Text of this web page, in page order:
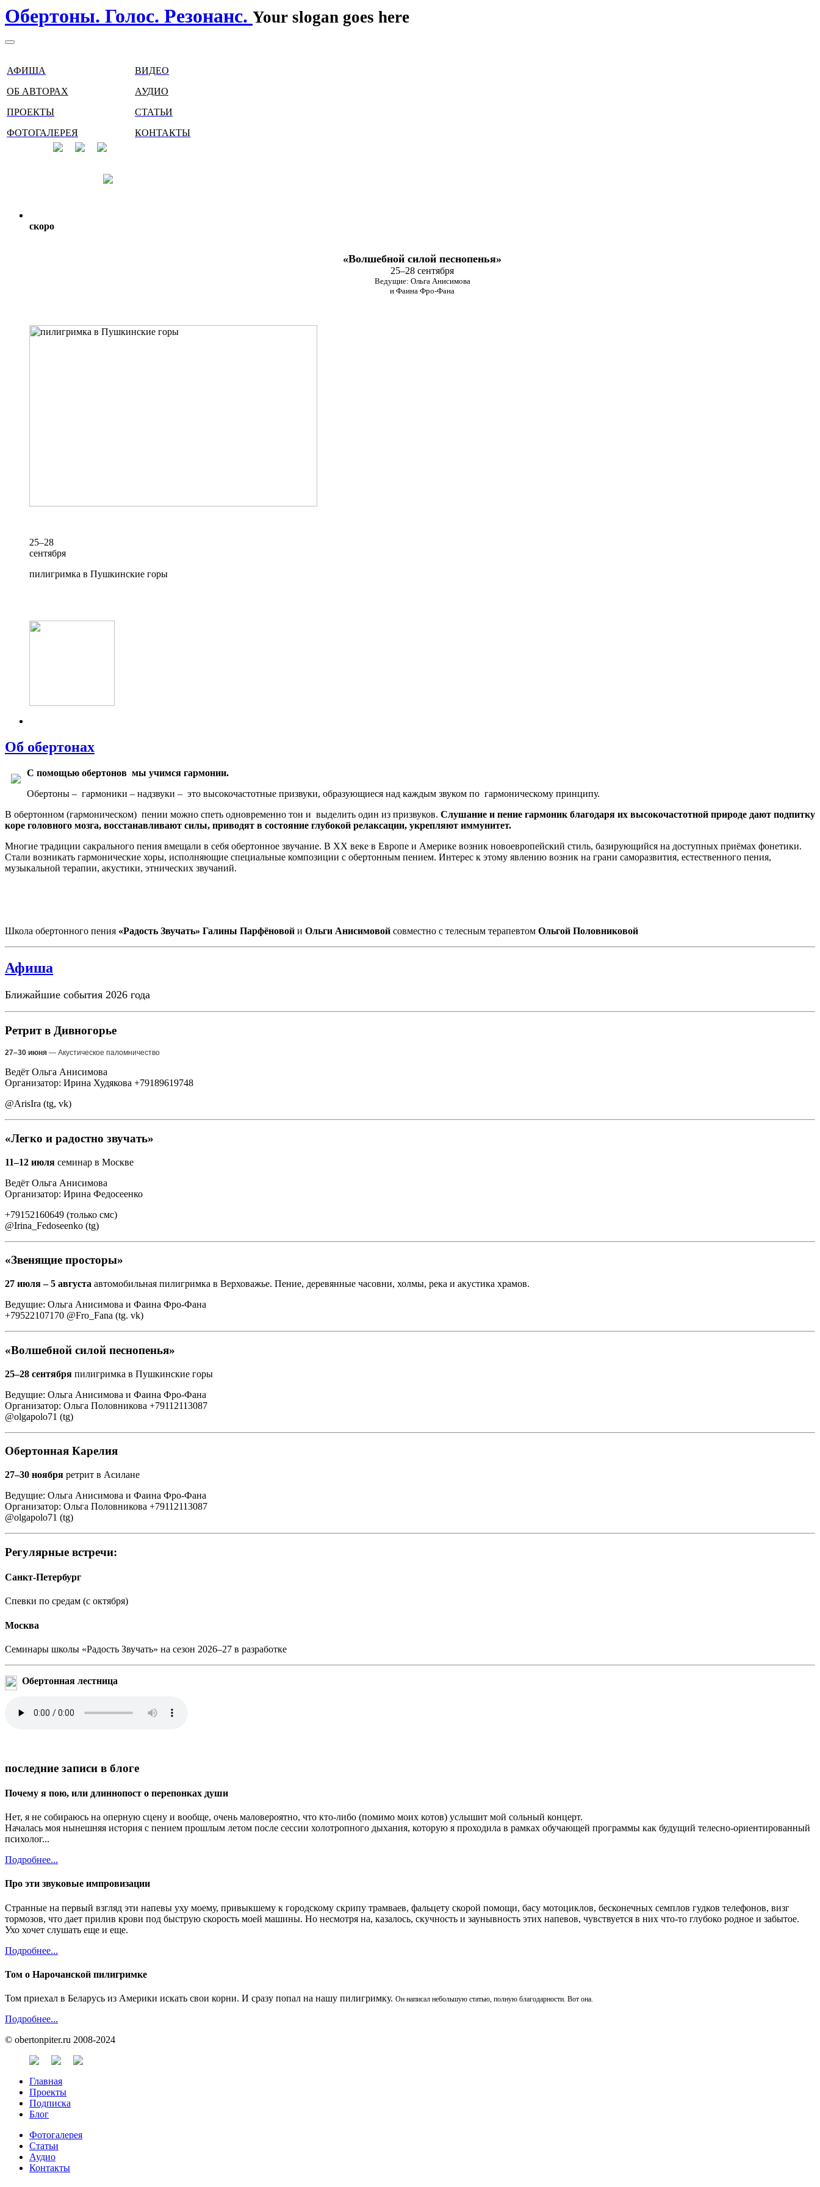
Обертоны. Голос. Резонанс. Your slogan goes here
АФИША
ОБ АВТОРАХ
ПРОЕКТЫ
ФОТОГАЛЕРЕЯ
ВИДЕО
АУДИО
СТАТЬИ
КОНТАКТЫ
скоро
«Волшебной силой песнопенья»
25–28 сентября
Ведущие: Ольга Анисимова
и Фаина Фро-Фана
25–28
сентября
пилигримка в Пушкинские горы
Об обертонах
С помощью обертонов мы учимся гармонии.
Обертоны – гармоники – надзвуки – это высокочастотные призвуки, образующиеся над каждым звуком по гармоническому принципу.
В обертонном (гармоническом) пении можно спеть одновременно тон и выделить один из призвуков. Слушание и пение гармоник благодаря их высокочастотной природе дают подпитку
коре головного мозга, восстанавливают силы, приводят в состояние глубокой релаксации, укрепляют иммунитет.
Многие традиции сакрального пения вмещали в себя обертонное звучание. В XX веке в Европе и Америке возник новоевропейский стиль, базирующийся на доступных приёмах фонетики.
Стали возникать гармонические хоры, исполняющие специальные композиции с обертонным пением. Интерес к этому явлению возник на грани саморазвития, естественного пения,
музыкальной терапии, акустики, этнических звучаний.
Школа обертонного пения «Радость Звучать» Галины Парфёновой и Ольги Анисимовой совместно с телесным терапевтом Ольгой Половниковой
Афиша
Ближайшие события 2026 года
Ретрит в Дивногорье
27–30 июня — Акустическое паломничество
Ведёт Ольга Анисимова
Организатор: Ирина Худякова +79189619748
@ArisIra (tg, vk)
«Легко и радостно звучать»
11–12 июля семинар в Москве
Ведёт Ольга Анисимова
Организатор: Ирина Федосеенко
+79152160649 (только смс)
@Irina_Fedoseenko (tg)
«Звенящие просторы»
27 июля – 5 августа автомобильная пилигримка в Верховажье. Пение, деревянные часовни, холмы, река и акустика храмов.
Ведущие: Ольга Анисимова и Фаина Фро-Фана
+79522107170 @Fro_Fana (tg. vk)
«Волшебной силой песнопенья»
25–28 сентября пилигримка в Пушкинские горы
Ведущие: Ольга Анисимова и Фаина Фро-Фана
Организатор: Ольга Половникова +79112113087
@olgapolo71 (tg)
Обертонная Карелия
27–30 ноября ретрит в Асилане
Ведущие: Ольга Анисимова и Фаина Фро-Фана
Организатор: Ольга Половникова +79112113087
@olgapolo71 (tg)
Регулярные встречи:
Санкт-Петербург
Спевки по средам (с октября)
Москва
Семинары школы «Радость Звучать» на сезон 2026–27 в разработке
Обертонная лестница
последние записи в блоге
Почему я пою, или длиннопост о перепонках души
Нет, я не собираюсь на оперную сцену и вообще, очень маловероятно, что кто-либо (помимо моих котов) услышит мой сольный концерт.
Началась моя нынешняя история с пением прошлым летом после сессии холотропного дыхания, которую я проходила в рамках обучающей программы как будущий телесно-ориентированный
психолог...
Подробнее...
Про эти звуковые импровизации
Странные на первый взгляд эти напевы уху моему, привыкшему к городскому скрипу трамваев, фальцету скорой помощи, басу мотоциклов, бесконечных семплов гудков телефонов, визг
тормозов, что дает прилив крови под быструю скорость моей машины. Но несмотря на, казалось, скучность и заунывность этих напевов, чувствуется в них что-то глубоко родное и забытое.
Ухо хочет слушать еще и еще.
Подробнее...
Том о Нарочанской пилигримке
Том приехал в Беларусь из Америки искать свои корни. И сразу попал на нашу пилигримку. Он написал небольшую статью, полную благодарности. Вот она.
Подробнее...
© obertonpiter.ru 2008-2024
Главная
Проекты
Подписка
Блог
Фотогалерея
Статьи
Аудио
Контакты